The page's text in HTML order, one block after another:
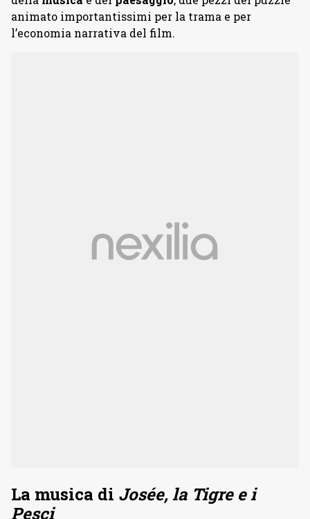
animato importantissimi per la trama e per
l’economia narrativa del film.
La musica di Josée, la Tigre e i
Pesci